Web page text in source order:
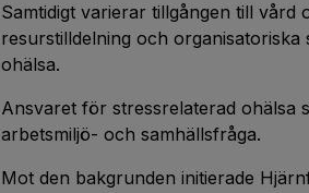
Samtidigt varierar tillgången till
resurstilldelning och
ohälsa.
Ansvaret för stressrelaterad ohälsa
arbetsmiljö- och samhällsfråga.
Mot den bakgrunden initierade